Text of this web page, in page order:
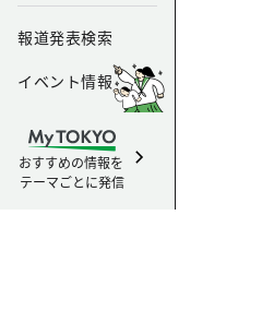
報道発表検索
イベント情報
おすすめの情報を
テーマごとに発信